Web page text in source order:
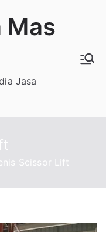
Mas
Jasa
Scissor Lift